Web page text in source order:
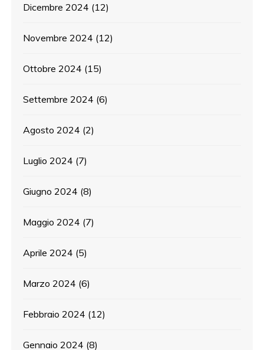
Dicembre 2024 (12)
Novembre 2024 (12)
Ottobre 2024 (15)
Settembre 2024 (6)
Agosto 2024 (2)
Luglio 2024 (7)
Giugno 2024 (8)
Maggio 2024 (7)
Aprile 2024 (5)
Marzo 2024 (6)
Febbraio 2024 (12)
Gennaio 2024 (8)